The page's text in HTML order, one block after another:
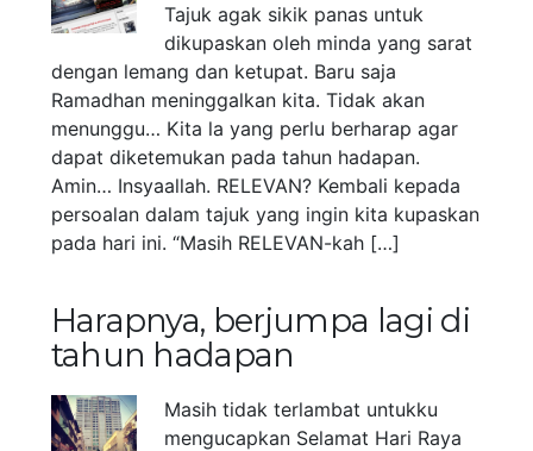
Tajuk agak sikik panas untuk
dikupaskan oleh minda yang sarat
dengan lemang dan ketupat. Baru saja
Ramadhan meninggalkan kita. Tidak akan
menunggu… Kita la yang perlu berharap agar
dapat diketemukan pada tahun hadapan.
Amin… Insyaallah. RELEVAN? Kembali kepada
persoalan dalam tajuk yang ingin kita kupaskan
pada hari ini. “Masih RELEVAN-kah […]
Harapnya, berjumpa lagi di
tahun hadapan
Masih tidak terlambat untukku
mengucapkan Selamat Hari Raya